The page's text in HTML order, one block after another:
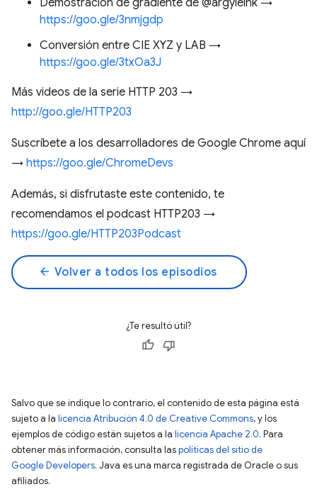
Demostración de gradiente de @argyleink →
https://goo.gle/3nmjgdp
Conversión entre CIE XYZ y LAB →
https://goo.gle/3txOa3J
Más videos de la serie HTTP 203 →
http://goo.gle/HTTP203
Suscríbete a los desarrolladores de Google Chrome aquí
→ https://goo.gle/ChromeDevs
Además, si disfrutaste este contenido, te
recomendamos el podcast HTTP203 →
https://goo.gle/HTTP203Podcast
arrow_back Volver a todos los episodios
¿Te resultó útil?
Salvo que se indique lo contrario, el contenido de esta página está
sujeto a la licencia Atribución 4.0 de Creative Commons, y los
ejemplos de código están sujetos a la licencia Apache 2.0. Para
obtener más información, consulta laspolíticas del sitio de
Google Developers. Java es una marca registrada de Oracle o sus
afiliados.